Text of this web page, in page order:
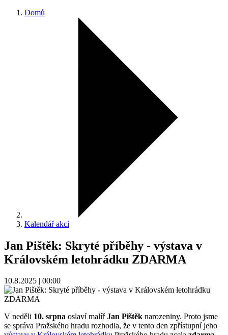
Domů
Kalendář akcí
Jan Pištěk: Skryté příběhy - výstava v
Královském letohrádku ZDARMA
10.8.2025 | 00:00
V neděli 10. srpna oslaví malířJan Pištěk narozeniny. Proto jsme
se správa Pražského hradu rozhodla, že v tento den zpřístupní jeho